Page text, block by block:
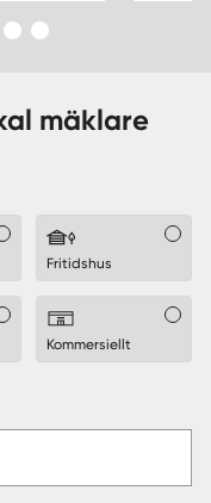
mäklare
Fritidshus
Kommersiellt